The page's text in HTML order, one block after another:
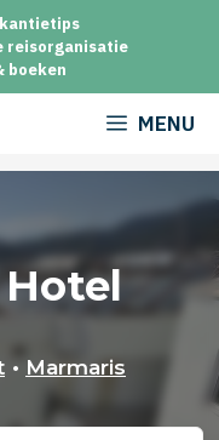
reisorganisatie
boeken
MENU
• Marmaris